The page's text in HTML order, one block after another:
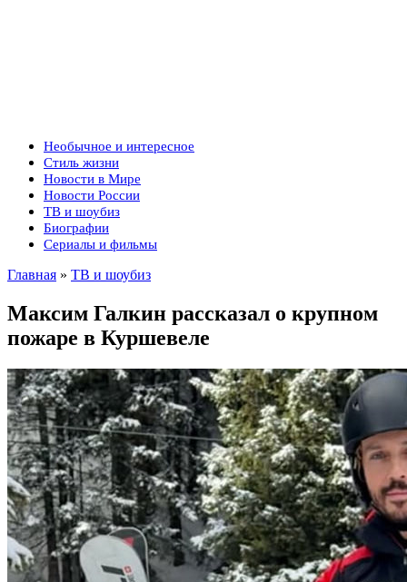
Необычное и интересное
Стиль жизни
Новости в Мире
Новости России
ТВ и шоубиз
Биографии
Сериалы и фильмы
Главная » ТВ и шоубиз
Максим Галкин рассказал о крупном
пожаре в Куршевеле